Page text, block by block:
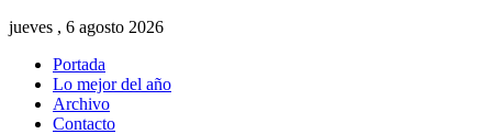
jueves , 6 agosto 2026
Portada
Lo mejor del año
Archivo
Contacto